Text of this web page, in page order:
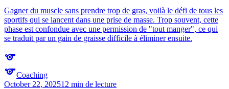
Gagner du muscle sans prendre trop de gras, voilà le défi de tous les
sportifs qui se lancent dans une prise de masse. Trop souvent, cette
phase est confondue avec une permission de "tout manger", ce qui
se traduit par un gain de graisse difficile à éliminer ensuite.
sports
sportsCoaching
October 22, 202512 min de lecture